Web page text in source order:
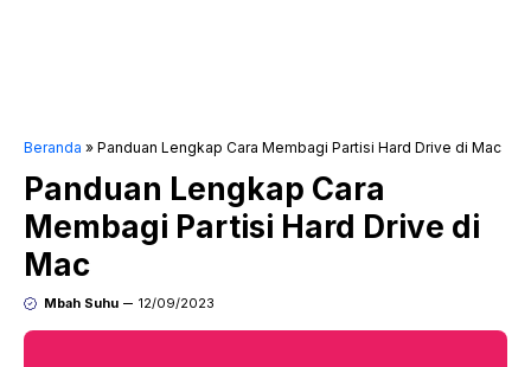
Beranda » Panduan Lengkap Cara Membagi Partisi Hard Drive di Mac
Panduan Lengkap Cara
Membagi Partisi Hard Drive di
Mac
Mbah Suhu 12/09/2023